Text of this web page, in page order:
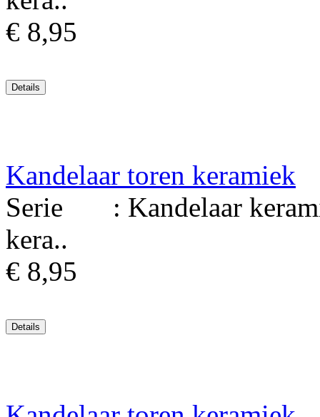
€ 8,95
Kandelaar toren keramiek
Serie : Kandelaar
kera..
€ 8,95